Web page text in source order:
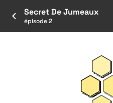
Secret De Jumeaux
épisode 2